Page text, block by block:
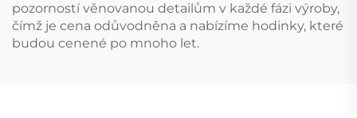
pozorností věnovanou detailům v každé fázi výroby,
čímž je cena odůvodněna a nabízíme hodinky, které
budou cenené po mnoho let.